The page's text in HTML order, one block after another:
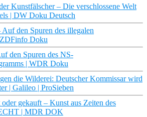
Kunstfälscher – Die verschlossene Welt
| DW Doku Deutsch
den Spuren des illegalen
Doku
den Spuren des NS-
| WDR Doku
die Wilderei: Deutscher Kommissar wird
| Galileo | ProSieben
oder gekauft – Kunst aus Zeiten des
| MDR DOK